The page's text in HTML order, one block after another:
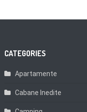
CATEGORIES
Apartamente
Cabane Inedite